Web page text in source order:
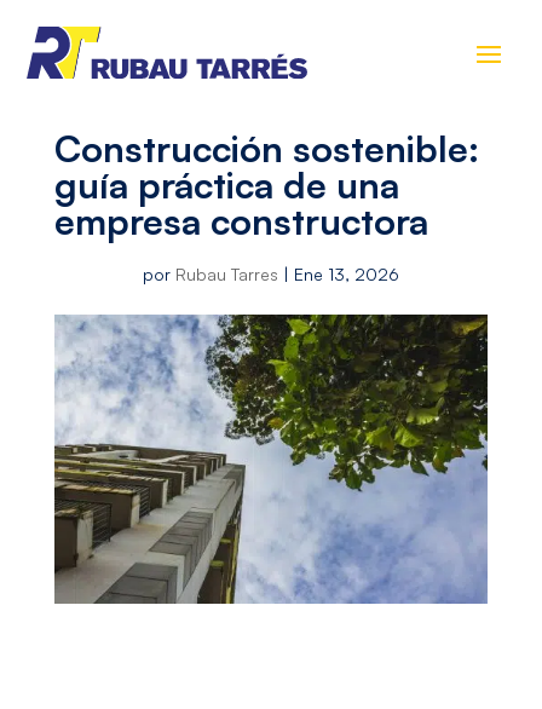
Construcción sostenible:
guía práctica de una
empresa constructora
por Rubau Tarres | Ene 13, 2026